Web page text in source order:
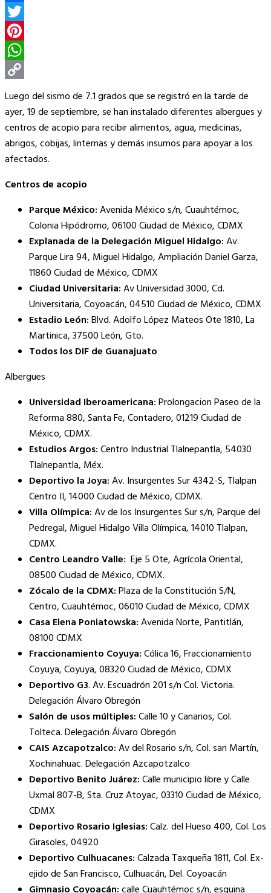
Facebook
Twitter
Pinterest
WhatsApp
Copy
Link
Luego del sismo de 7.1 grados que se registró en la tarde de
ayer, 19 de septiembre, se han instalado diferentes albergues y
centros de acopio para recibir alimentos, agua, medicinas,
abrigos, cobijas, linternas y demás insumos para apoyar a los
afectados.
Centros de acopio
Parque México:Avenida México s/n, Cuauhtémoc,
Colonia Hipódromo, 06100 Ciudad de México, CDMX
Explanada de la Delegación Miguel Hidalgo:Av.
Parque Lira 94, Miguel Hidalgo, Ampliación Daniel Garza,
11860 Ciudad de México, CDMX
Ciudad Universitaria:Av Universidad 3000, Cd.
Universitaria, Coyoacán, 04510 Ciudad de México, CDMX
Estadio León:Blvd. Adolfo López Mateos Ote 1810, La
Martinica, 37500 León, Gto.
Todos los DIF de Guanajuato
Albergues
Universidad Iberoamericana:Prolongacion Paseo de la
Reforma 880, Santa Fe, Contadero, 01219 Ciudad de
México, CDMX.
Estudios Argos:Centro Industrial Tlalnepantla, 54030
Tlalnepantla, Méx.
Deportivo la Joya:Av. Insurgentes Sur 4342-S, Tlalpan
Centro II, 14000 Ciudad de México, CDMX.
Villa Olímpica:Av de los Insurgentes Sur s/n, Parque del
Pedregal, Miguel Hidalgo Villa Olímpica, 14010 Tlalpan,
CDMX.
Centro Leandro Valle: Eje 5 Ote, Agrícola Oriental,
08500 Ciudad de México, CDMX.
Zócalo de la CDMX:Plaza de la Constitución S/N,
Centro, Cuauhtémoc, 06010 Ciudad de México, CDMX
Casa Elena Poniatowska:Avenida Norte, Pantitlán,
08100 CDMX
Fraccionamiento Coyuya:Cólica 16, Fraccionamiento
Coyuya, Coyuya, 08320 Ciudad de México, CDMX
Deportivo G3. Av. Escuadrón 201 s/n Col. Victoria.
Delegación Álvaro Obregón
Salón de usos múltiples:Calle 10 y Canarios, Col.
Tolteca. Delegación Álvaro Obregón
CAIS Azcapotzalco:Av del Rosario s/n, Col. san Martín,
Xochinahuac. Delegación Azcapotzalco
Deportivo Benito Juárez:Calle municipio libre y Calle
Uxmal 807-B, Sta. Cruz Atoyac, 03310 Ciudad de México,
CDMX
Deportivo Rosario Iglesias:Calz. del Hueso 400, Col. Los
Girasoles, 04920
Deportivo Culhuacanes:Calzada Taxqueña 1811, Col. Ex-
ejido de San Francisco, Culhuacán, Del. Coyoacán